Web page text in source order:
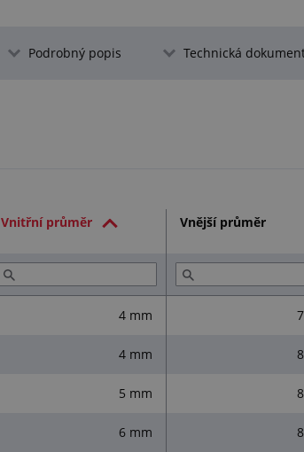
Podrobný popis Technická
Vnitřní průměr Vnější průměr
4 mm
4 mm
5 mm
6 mm